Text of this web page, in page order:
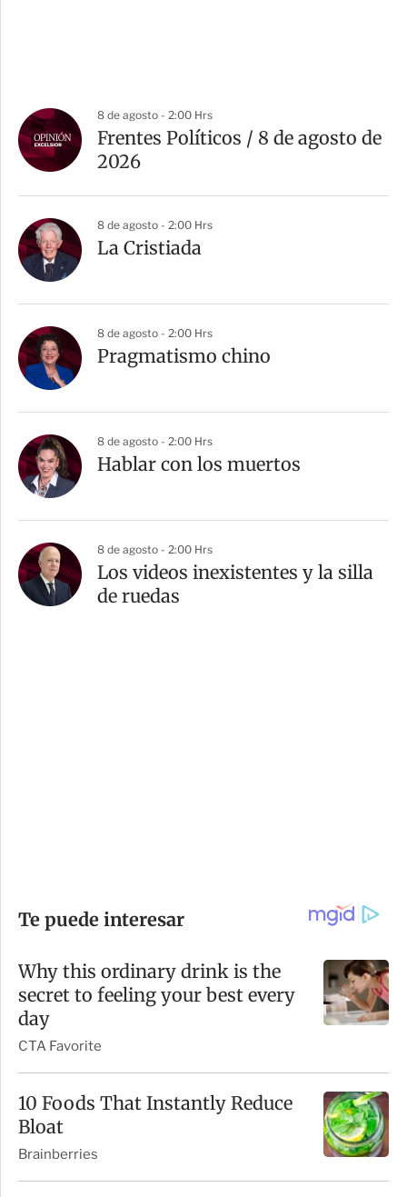
8 de agosto - 2:00 Hrs
Frentes Políticos / 8 de agosto de
2026
8 de agosto - 2:00 Hrs
La Cristiada
8 de agosto - 2:00 Hrs
Pragmatismo chino
8 de agosto - 2:00 Hrs
Hablar con los muertos
8 de agosto - 2:00 Hrs
Los videos inexistentes y la silla
de ruedas